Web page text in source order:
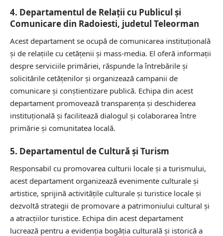
4. Departamentul de Relații cu Publicul și
Comunicare din Radoiesti, judetul Teleorman
Acest departament se ocupă de comunicarea instituțională
și de relațiile cu cetățenii și mass-media. El oferă informații
despre serviciile primăriei, răspunde la întrebările și
solicitările cetățenilor și organizează campanii de
comunicare și conștientizare publică. Echipa din acest
departament promovează transparența și deschiderea
instituțională și facilitează dialogul și colaborarea între
primărie și comunitatea locală.
5. Departamentul de Cultură și Turism
Responsabil cu promovarea culturii locale și a turismului,
acest departament organizează evenimente culturale și
artistice, sprijină activitățile culturale și turistice locale și
dezvoltă strategii de promovare a patrimoniului cultural și
a atracțiilor turistice. Echipa din acest departament
lucrează pentru a evidenția bogăția culturală și istorică a